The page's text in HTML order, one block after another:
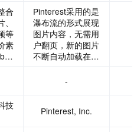
合
等
素
技
内
。
Pinterest采用的是
瀑布流的形式展现
图片内容，无需用
户翻页，新的图片
不断自动加载在页
网民可以将感兴趣
-
技
Pinterest, Inc.